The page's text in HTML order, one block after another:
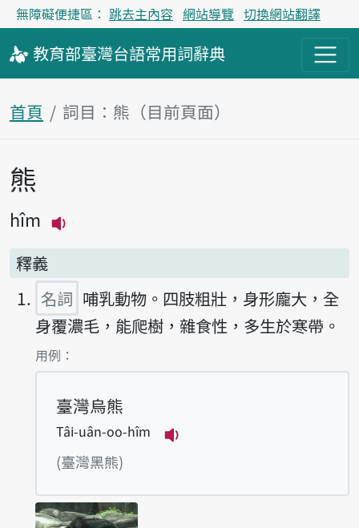
無障礙便捷區： 跳去主內容 網站導覽 切換網站翻譯
教育部臺灣台語常用詞辭典
首頁 詞目：熊（目前頁面）
主內容區塊
熊
hîm
釋義
名詞 哺乳動物。四肢粗壯，身形龐大，全
身覆濃毛，能爬樹，雜食性，多生於寒帶。
第1項釋義的
用例：
臺灣烏熊
Tâi-uân-oo-hîm
(臺灣黑熊)